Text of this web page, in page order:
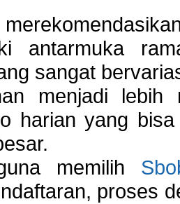
antarmuka
sangat
menjadi
harian yang
memilih
proses